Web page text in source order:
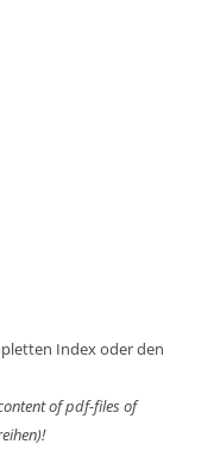
Index oder den
ofpdf-files of